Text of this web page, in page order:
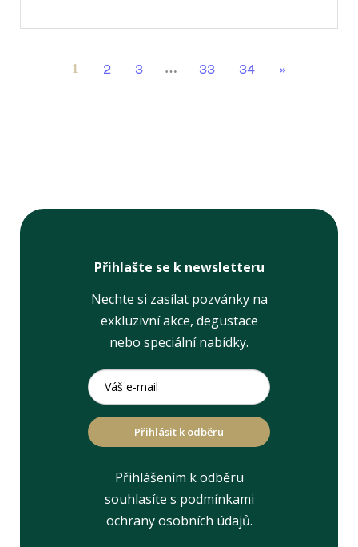
1 2 3 … 33 34 »
Přihlašte se k newsletteru
Nechte si zasílat pozvánky na
exkluzivní akce, degustace
nebo speciální nabídky.
Přihlásit k odběru
Přihlášením k odběru
souhlasíte s podmínkami
ochrany osobních údajů.